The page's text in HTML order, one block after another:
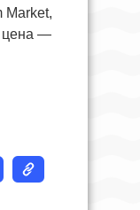
Market,
цена —